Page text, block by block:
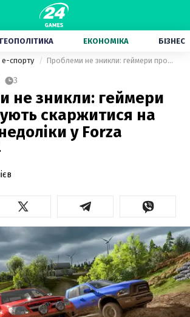
ГЕОПОЛІТИКА ЕКОНОМІКА БІЗНЕС
спорту Проблеми не зникли: геймери продовжують скаржитися на технічні недоліки у Forza Horizon 4
3
не зникли: геймери
скаржитися на
у Forza